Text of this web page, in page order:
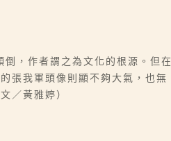
，作者謂之為文化的根源。但在
張我軍頭像則顯不夠大氣，也無
／黃雅婷）